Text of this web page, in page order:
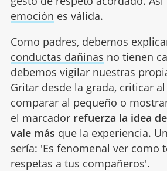
emoción es válida.
Como padres, debemos
conductas dañinas no tienen
debemos vigilar nuestras
Gritar desde la grada, criticar
comparar al pequeño o
el marcador refuerza la idea
vale más que la experiencia.
sería: 'Es fenomenal ver como
respetas a tus compañeros'.